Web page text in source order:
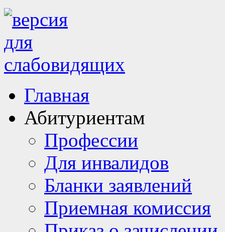
Главная
Абитуриентам
Профессии
Для инвалидов
Бланки заявлений
Приемная комиссия